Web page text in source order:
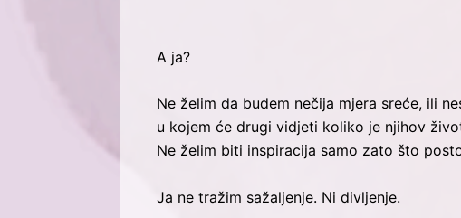
A ja?
Ne želim da budem nečija mjera sreće, ili
u kojem će drugi vidjeti koliko je njihov
Ne želim biti inspiracija samo zato što
Ja ne tražim sažaljenje. Ni divljenje.